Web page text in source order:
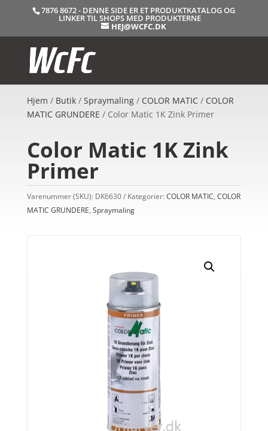
7876 8672 - DENNE SIDE ER ET PRODUKTKATALOG OG
LINKER TIL SHOPS MED PRODUKTERNE
HEJ@WCFC.DK
Hjem / Butik/ Spraymaling/ COLOR MATIC/ COLOR
MATIC GRUNDERE / Color Matic 1K Zink Primer
Color Matic 1K Zink
Primer
Varenummer (SKU): DK6630 Kategorier: COLOR MATIC, COLOR
MATIC GRUNDERE, Spraymaling